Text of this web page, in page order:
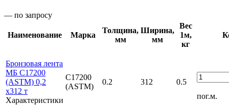
— по запросу
Наименование Марка
Толщина,
мм
Ширина,
мм
Вес
1м,
кг
Бронзовая лента
МБ С17200
(ASTM) 0,2
х312 т
Характеристики
С17200
(ASTM)
0.2 312
0.5
пог.м.